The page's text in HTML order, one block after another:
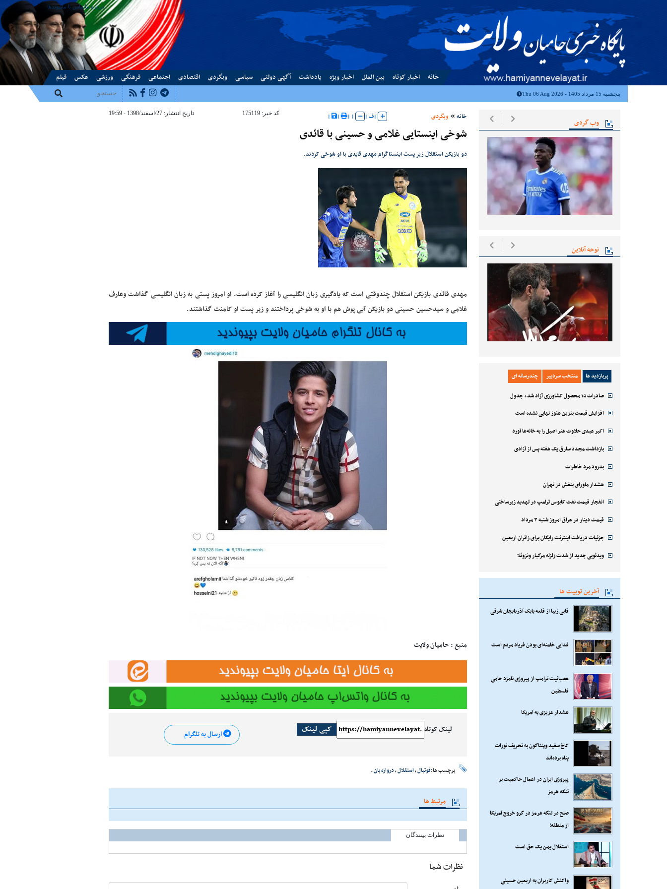
درباره ماتماس با ماپیوندها
خانه اخبار کوتاه بین الملل اخبار ویژه یادداشت آگهی دولتی سیاسی وبگردی اقتصادی اجتماعی فرهنگی ورزشی عکس فیلم
پنجشنبه 15 مرداد 1405 - Thu 06 Aug 2026
وب گردی
نوحه آنلاین
پربازدید ها منتخب سردبیر چندرسانه ای
صادرات ۱۵ محصول کشاورزی آزاد شد+ جدول
افزایش قیمت بنزین هنوز نهایی نشده است
اکبر عبدی حلاوت هنر اصیل را به خانه‌ها آورد
بازداشت مجدد سارق یک هفته پس از آزادی
بدرود مرد خاطرات
هشدار ماورای بنفش در تهران
انفجار قیمت نفت کابوس ترامپ در تهدید زیرساختی
قیمت دینار در عراق امروز شنبه ۳ مرداد
جزئیات دریافت اینترنت رایگان برای زائران اربعین
ویدئویی جدید از شدت زلزله مرگبار ونزوئلا
آخرین توییت ها
قابی زیبا از قلعه بابک آذربایجان شرقی
فدایی خامنه‌ای بودن فریاد مردم است
عصبانیت ترامپ از پیروزی نامزد حامی
فلسطین
هشدار عزیزی به آمریکا
کاخ سفید وپنتاگون به تحریف تورات
پناه برده‌اند
پیروزی ایران در اعمال حاکمیت بر
تنگه هرمز
صلح در تنگه هرمز در گرو خروج آمریکا
از منطقه!
استقلال یمن یک حق است
واکنش کاربران به اربعین حسینی
خانه وبگردی |ف |
|
|
|
| کد خبر: 175119 تاریخ انتشار: 27/اسفند/1398 - 19:59
شوخی اینستایی غلامی و حسینی با قائدی
دو بازیکن استقلال زیر پست اینستاگرام مهدی قایدی با او شوخی کردند.
مهدی قائدی بازیکناستقلالچندوقتی‌ است که یادگیری زبان انگلیسی را آغاز کرده است. او امروز پستی به زبان انگلیسی گذاشت وعارف
غلامیوسیدحسین حسینیدو بازیکن آبی پوش هم با او به شوخی پرداختند و زیر پست او کامنت گذاشتند.
منبع : حامیان ولایت
لینک کوتاه کپی لینک ارسال به تلگرام
برچسب ها:فوتبال،استقلال،دروازه بان،
مرتبط ها
نظرات بینندگان
نظرات شما